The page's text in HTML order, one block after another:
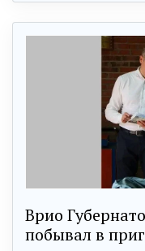
Врио
побывал в